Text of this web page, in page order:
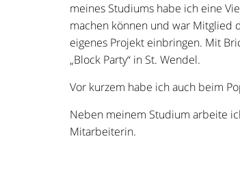
meines Studiums habe ich eine
machen können und war Mitglied
eigenes Projekt einbringen. Mit
„Block Party“ in St. Wendel.
Vor kurzem habe ich auch beim
Neben meinem Studium arbeite
Mitarbeiterin.